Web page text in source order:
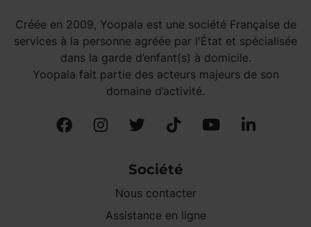
Créée en 2009, Yoopala est une société Française de
services à la personne agréée par l'État et spécialisée
dans la garde d’enfant(s) à domicile.
Yoopala fait partie des acteurs majeurs de son
domaine d’activité.
Société
Nous contacter
Assistance en ligne